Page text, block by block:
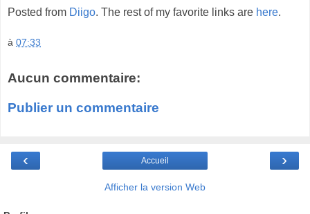
Posted from Diigo. The rest of my favorite links are here.
à 07:33
Aucun commentaire:
Publier un commentaire
‹ ›
Accueil
Afficher la version Web